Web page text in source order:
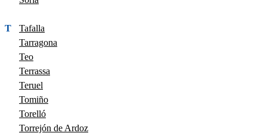
T
Tafalla
Tarragona
Teo
Terrassa
Teruel
Tomiño
Torelló
Torrejón de Ardoz